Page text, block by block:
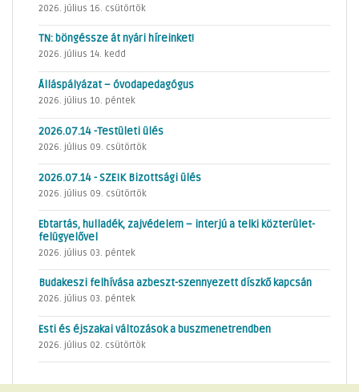
2026. július 16. csütörtök
TN: böngéssze át nyári híreinket!
2026. július 14. kedd
Álláspályázat – óvodapedagógus
2026. július 10. péntek
2026.07.14 -Testületi ülés
2026. július 09. csütörtök
2026.07.14 - SZEIK Bizottsági ülés
2026. július 09. csütörtök
Ebtartás, hulladék, zajvédelem – interjú a telki közterület-
felügyelővel
2026. július 03. péntek
Budakeszi felhívása azbeszt-szennyezett díszkő kapcsán
2026. július 03. péntek
Esti és éjszakai változások a buszmenetrendben
2026. július 02. csütörtök